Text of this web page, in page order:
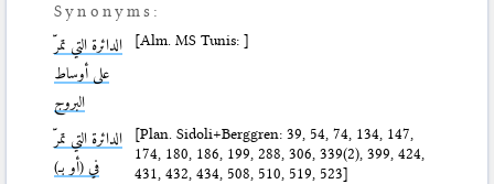
Synonyms:
الدائرة التي تمرّ
على أوساط
البروج
[Alm. MS Tunis: ]
الدائرة التي تمرّ
في (أو بـ)
[Plan. Sidoli+Berggren: 39, 54, 74, 134, 147,
174, 180, 186, 199, 288, 306, 339(2), 399, 424,
431, 432, 434, 508, 510, 519, 523]